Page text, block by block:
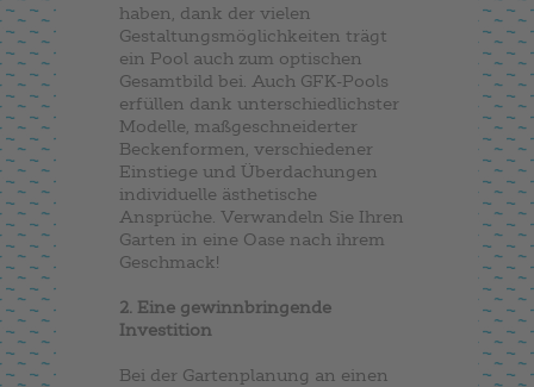
haben, dank der vielen
Gestaltungsmöglichkeiten trägt
ein Pool auch zum optischen
Gesamtbild bei. Auch GFK-Pools
erfüllen dank unterschiedlichster
Modelle, maßgeschneiderter
Beckenformen, verschiedener
Einstiege und Überdachungen
individuelle ästhetische
Ansprüche. Verwandeln Sie Ihren
Garten in eine Oase nach ihrem
Geschmack!
2. Eine gewinnbringende
Investition
Bei der Gartenplanung an einen